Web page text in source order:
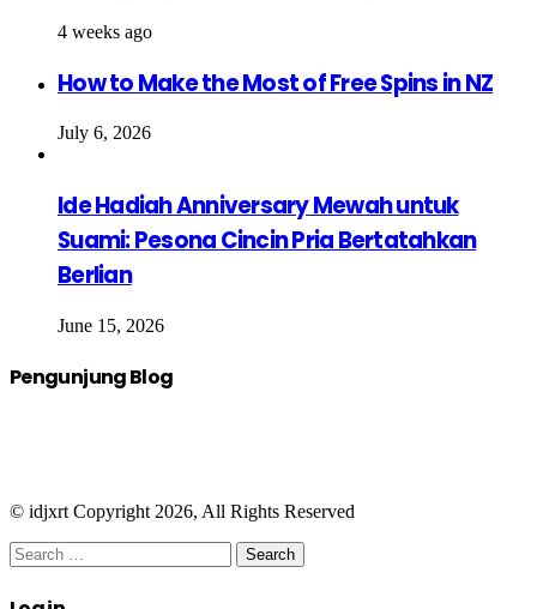
4 weeks ago
How to Make the Most of Free Spins in NZ
July 6, 2026
Ide Hadiah Anniversary Mewah untuk
Suami: Pesona Cincin Pria Bertatahkan
Berlian
June 15, 2026
Pengunjung Blog
© idjxrt Copyright 2026, All Rights Reserved
Facebook
Twitter
WhatsApp
Telegram
Close
Search
for:
Close